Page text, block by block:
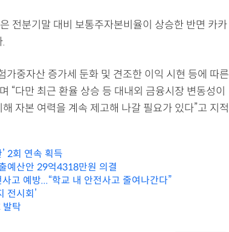
전분기말 대비 보통주자본비율이 상승한 반면 카카
가중자산 증가세 둔화 및 견조한 이익 시현 등에 따른
“다만 최근 환율 상승 등 대내외 금융시장 변동성이
자본 여력을 계속 제고해 나갈 필요가 있다”고 지적
2회 연속 획득
예산안 29억4318만원 의결
고 예방...“학교 내 안전사고 줄여나간다”
전시회’
발탁